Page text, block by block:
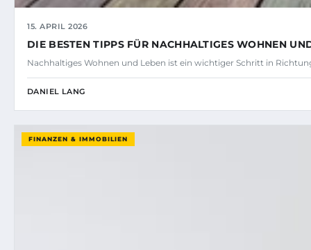
15. APRIL 2026
DIE BESTEN TIPPS FÜR NACHHALTIGES WOHNEN
Nachhaltiges Wohnen und Leben ist ein wichtiger Schritt in
DANIEL LANG
FINANZEN & IMMOBILIEN